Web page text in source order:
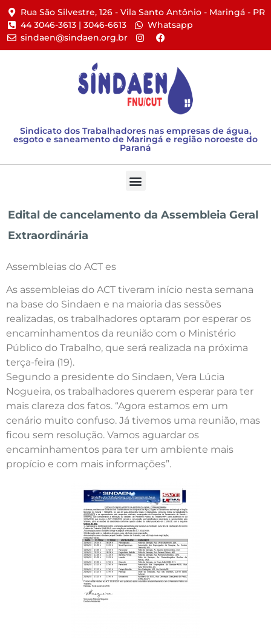
Rua São Silvestre, 126 - Vila Santo Antônio - Maringá - PR​
44 3046-3613 | 3046-6613​
Whatsapp
sindaen@sindaen.org.br
Sindicato dos Trabalhadores nas empresas de água,
esgoto e saneamento de Maringá e região noroeste do
Paraná
Edital de cancelamento da Assembleia Geral
Extraordinária
Assembleias do ACT es
As assembleias do ACT tiveram início nesta semana
na base do Sindaen e na maioria das sessões
realizadas, os trabalhadores optaram por esperar os
encaminhamentos da reunião com o Ministério
Público do Trabalho, que será realizada na próxima
terça-feira (19).
Segundo a presidente do Sindaen, Vera Lúcia
Nogueira, os trabalhadores querem esperar para ter
mais clareza dos fatos. “Agora estamos em um
cenário muito confuso. Já tivemos uma reunião, mas
ficou sem resolução. Vamos aguardar os
encaminhamentos para ter um ambiente mais
propício e com mais informações”.